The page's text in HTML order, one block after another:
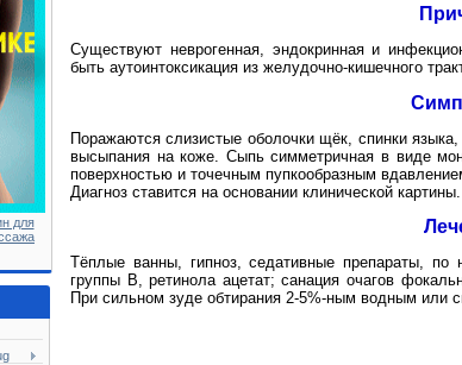
для
Существуют неврогенная, эндокринная и
быть аутоинтоксикация из желудочно-кишечного
Поражаются слизистые оболочки щёк, спинки
высыпания на коже. Сыпь симметричная в виде
поверхностью и точечным пупкообразным
Диагноз ставится на основании клинической картины.
Тёплые ванны, гипноз, седативные препараты, по
группы В, ретинола ацетат; санация очагов
При сильном зуде обтирания 2-5%-ным водным или